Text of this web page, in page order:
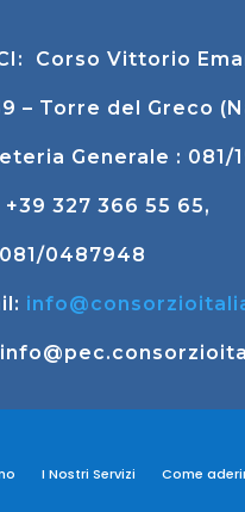
Corso Vittorio
– Torre del Greco
Generale : 081/
+39 327 366 55 65,
0487948
I Nostri Servizi Come